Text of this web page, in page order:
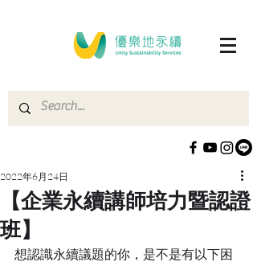
【企業永續講師培力暨認證
班】
2022年6月24日
想認識永續議題的你，是不是有以下困